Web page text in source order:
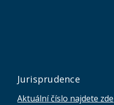
Jurisprudence
Aktuální číslo najdete zde